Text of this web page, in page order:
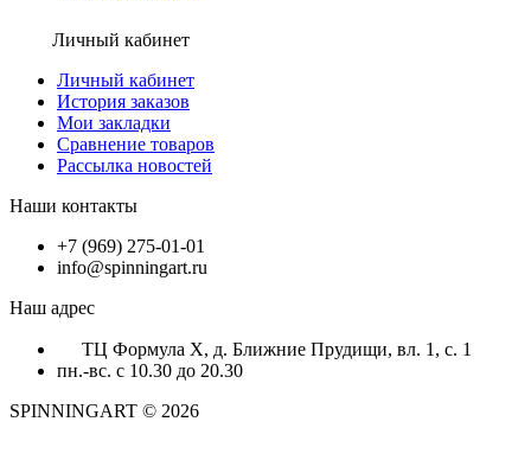
Личный кабинет
Личный кабинет
История заказов
Мои закладки
Сравнение товаров
Рассылка новостей
Наши контакты
+7 (969) 275-01-01
info@spinningart.ru
Наш адрес
ТЦ Формула X, д. Ближние Прудищи, вл. 1, с. 1
пн.-вс. с 10.30 до 20.30
SPINNINGART © 2026